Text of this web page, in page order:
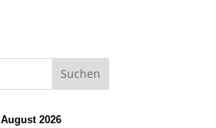
August 2026